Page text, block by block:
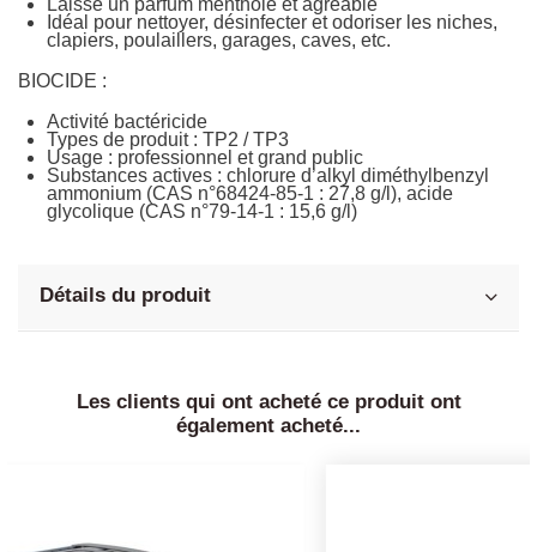
Idéal pour nettoyer, désinfecter et odoriser les niches,
clapiers, poulaillers, garages, caves, etc.
BIOCIDE :
Activité bactéricide
Types de produit : TP2 / TP3
Usage : professionnel et grand public
Substances actives : chlorure d’alkyl diméthylbenzyl
ammonium (CAS n°68424-85-1 : 27,8 g/l), acide
glycolique (CAS n°79-14-1 : 15,6 g/l)
Détails du produit
Les clients qui ont acheté ce produit ont
également acheté...